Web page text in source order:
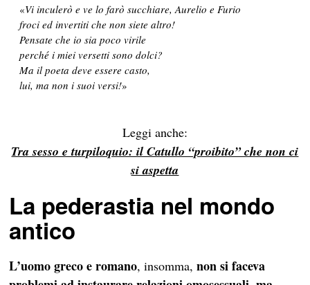
«Vi inculerò e ve lo farò succhiare, Aurelio e Furio
froci ed invertiti che non siete altro!
Pensate che io sia poco virile
perché i miei versetti sono dolci?
Ma il poeta deve essere casto,
lui, ma non i suoi versi!»
Leggi anche:
Tra sesso e turpiloquio: il Catullo “proibito” che non ci
si aspetta
La pederastia nel mondo
antico
L’uomo greco e romano, insomma,non si faceva